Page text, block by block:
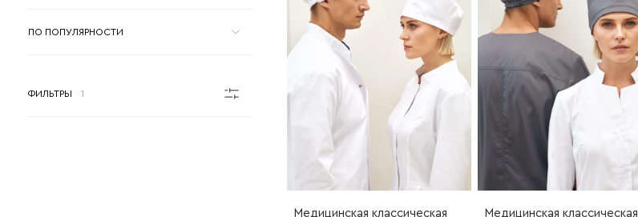
ПО ПОПУЛЯРНОСТИ
ФИЛЬТРЫ 1
Медицинская классическая
Медицинская классическая